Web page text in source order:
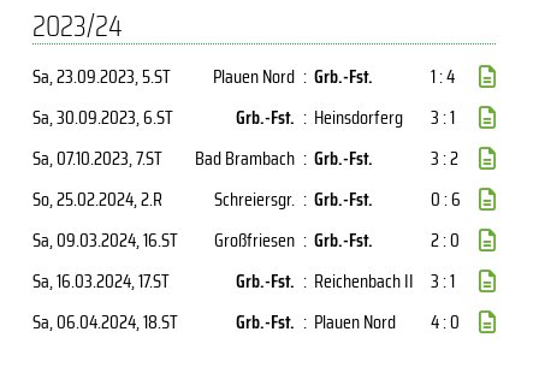
2023/24
Sa, 23.09.2023, 5.ST Plauen Nord : Grb.-Fst.
1 : 4
Sa, 30.09.2023, 6.ST Grb.-Fst. : Heinsdorferg
3 : 1
Sa, 07.10.2023, 7.ST Bad Brambach : Grb.-Fst.
3 : 2
So, 25.02.2024, 2.R Schreiersgr. : Grb.-Fst.
0 : 6
Sa, 09.03.2024, 16.ST Großfriesen : Grb.-Fst.
2 : 0
Sa, 16.03.2024, 17.ST Grb.-Fst. : Reichenbach II 3 : 1
Sa, 06.04.2024, 18.ST Grb.-Fst. : Plauen Nord 4 : 0